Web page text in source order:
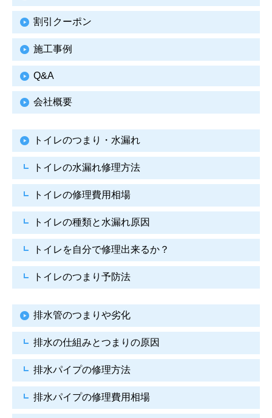
割引クーポン
施工事例
Q&A
会社概要
トイレのつまり・水漏れ
トイレの水漏れ修理方法
トイレの修理費用相場
トイレの種類と水漏れ原因
トイレを自分で修理出来るか？
トイレのつまり予防法
排水管のつまりや劣化
排水の仕組みとつまりの原因
排水パイプの修理方法
排水パイプの修理費用相場